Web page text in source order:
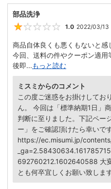
部品洗浄
1
1.0 2022/03/13
商品自体良くも悪くもないと
今回、送料の件やクーポン適
後即...もっと読む
ミスミからのコメント
この度ご迷惑をお掛けしてお
ん。 今回は「標準納期1日」
判断に至りました。下記ペー
ー」をご確認頂けたら幸いです
https://ec.misumi.jp/
692760212.1602640588 大
とも何卒宜しくお願い致します